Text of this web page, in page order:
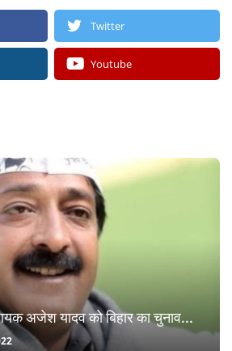
Twitter
Youtube
अजेश यादव को बिहार का चुनाव...